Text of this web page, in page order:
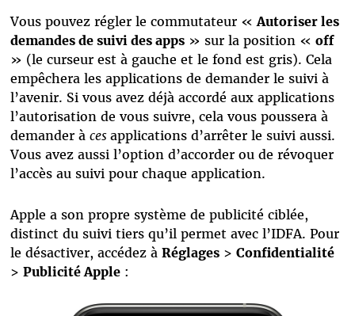
Vous pouvez régler le commutateur «Autoriser les
demandes de suivi des apps» sur la position « off
» (le curseur est à gauche et le fond est gris). Cela
empêchera les applications de demander le suivi à
l’avenir. Si vous avez déjà accordé aux applications
l’autorisation de vous suivre, cela vous poussera à
demander à ces applications d’arrêter le suivi aussi.
Vous avez aussi l’option d’accorder ou de révoquer
l’accès au suivi pour chaque application.
Apple a son propre système de publicité ciblée,
distinct du suivi tiers qu’il permet avec l’IDFA. Pour
le désactiver, accédez à Réglages> Confidentialité
> Publicité Apple: